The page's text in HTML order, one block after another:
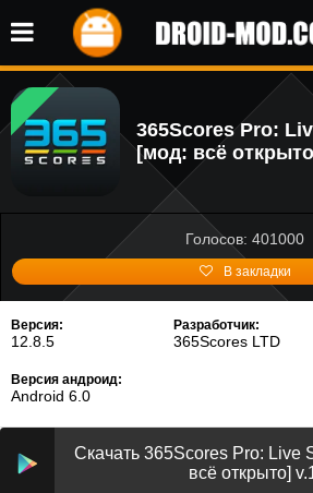
365Scores Pro:
[мод: всё
Голосов: 401000
В закладки
Версия:
12.8.5
Разработчик:
365Scores LTD
Версия андроид:
Android 6.0
Скачать 365Scores Pro: Live
всё открыто]